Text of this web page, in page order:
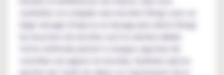
souhaitiez un e-liquide sans nicotine (0mg), avec un
léger dosage (3mg) ou un dosage plus élevé (6mg),
Cette méthode permet à chaque vapoteur de
contrôler son apport en nicotine, facilitant ainsi la